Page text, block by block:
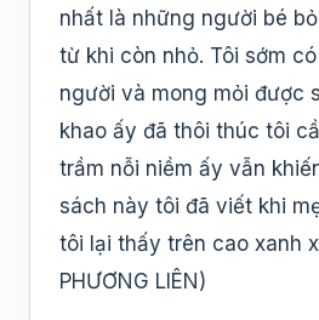
nhất là những người bé
từ khi còn nhỏ. Tôi sớm
người và mong mỏi được
khao ấy đã thôi thúc tôi
trầm nỗi niềm ấy vẫn
sách này tôi đã viết khi
tôi lại thấy trên cao xanh
PHƯƠNG LIÊN)